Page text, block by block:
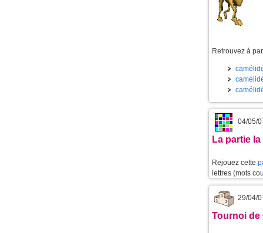
Retrouvez à
04/05/
La partie
Rejouez cette
lettres (mots
29/04/
Tournoi de